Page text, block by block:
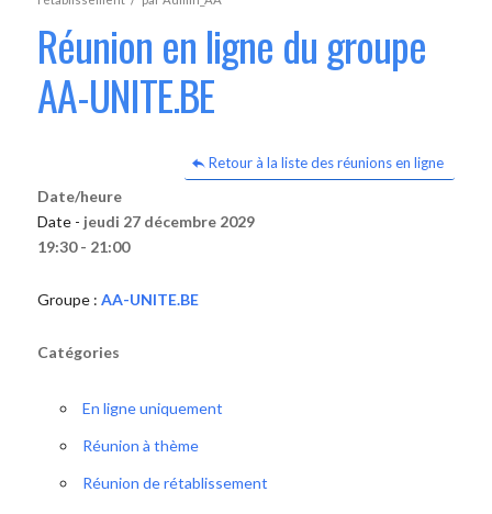
Réunion en ligne du groupe
AA-UNITE.BE
Retour à la liste des réunions en ligne
Date/heure
Date - jeudi 27 décembre 2029
19:30 - 21:00
Groupe : AA-UNITE.BE
Catégories
En ligne uniquement
Réunion à thème
Réunion de rétablissement